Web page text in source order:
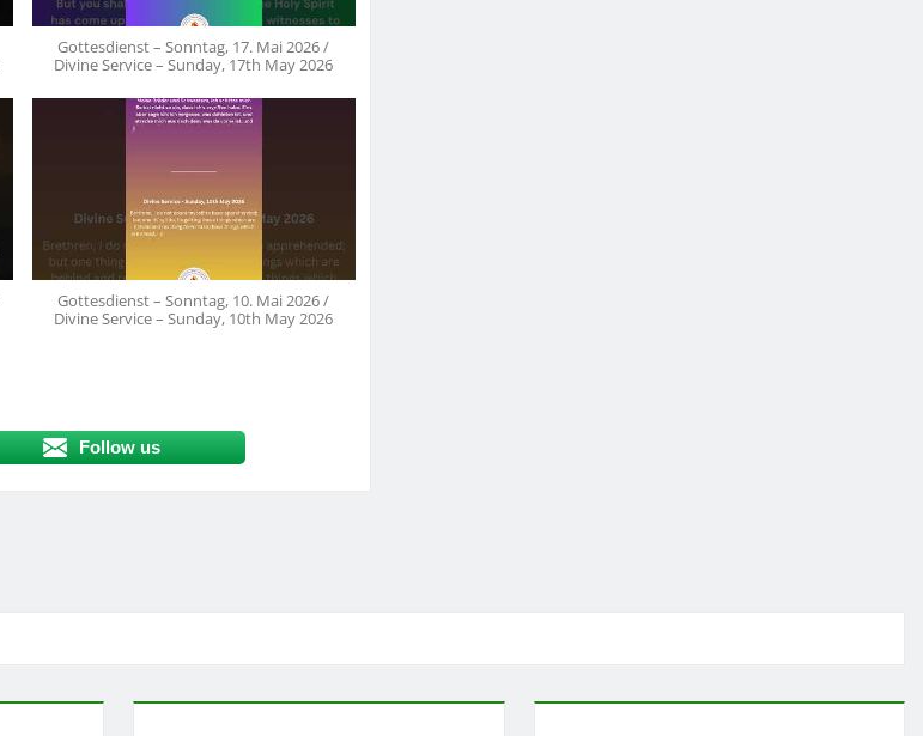
Gottesdienst – Sonntag, 17. Mai 2026 /
Divine Service – Sunday, 17th May 2026
Gottesdienst – Sonntag, 10. Mai 2026 /
Divine Service – Sunday, 10th May 2026
Follow us